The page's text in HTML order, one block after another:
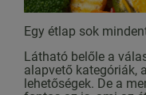
Egy étlap sok
Látható belőle a
alapvető kategóriák,
lehetőségek. De a